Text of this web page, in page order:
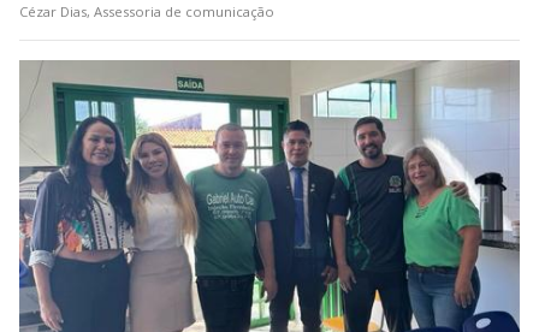
Cézar Dias, Assessoria de comunicação